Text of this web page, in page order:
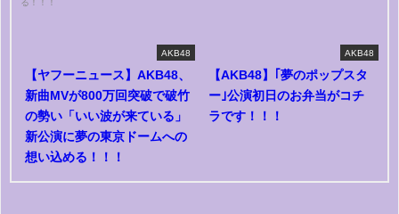
AKB48
【ヤフーニュース】AKB48、
新曲MVが800万回突破で破竹
の勢い「いい波が来ている」
新公演に夢の東京ドームへの
想い込める！！！
AKB48
【AKB48】｢夢のポップスタ
ー｣公演初日のお弁当がコチ
ラです！！！